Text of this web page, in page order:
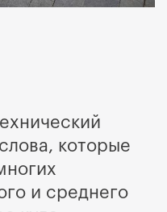
которые
и среднего